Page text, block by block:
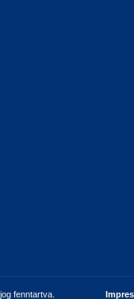
fenntartva.